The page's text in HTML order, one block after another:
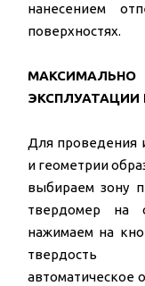
нанесением
поверхностях.
Для проведения
и геометрии
выбираем зону
твердомер на
нажимаем на
твердость
автоматическое